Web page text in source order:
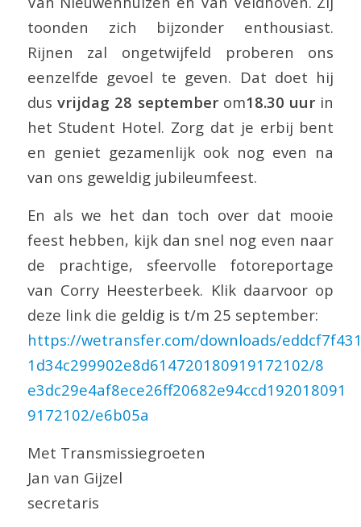
toonden zich bijzonder enthousiast.
Rijnen zal ongetwijfeld proberen ons
eenzelfde gevoel te geven. Dat doet hij
dus vrijdag 28 september om18.30 uur in
het Student Hotel. Zorg dat je erbij bent
en geniet gezamenlijk ook nog even na
van ons geweldig jubileumfeest.
En als we het dan toch over dat mooie
feest hebben, kijk dan snel nog even naar
de prachtige, sfeervolle fotoreportage
van Corry Heesterbeek. Klik daarvoor op
deze link die geldig is t/m 25 september:
https://wetransfer.com/downloads/
1d34c299902e8d614720180919172102/8
e3dc29e4af8ece26ff20682e94ccd192018091
9172102/e6b05a
Met Transmissiegroeten
Jan van Gijzel
secretaris